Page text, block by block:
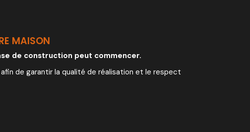
MAISON
de construction peut commencer.
de garantir la qualité de réalisation et le respect